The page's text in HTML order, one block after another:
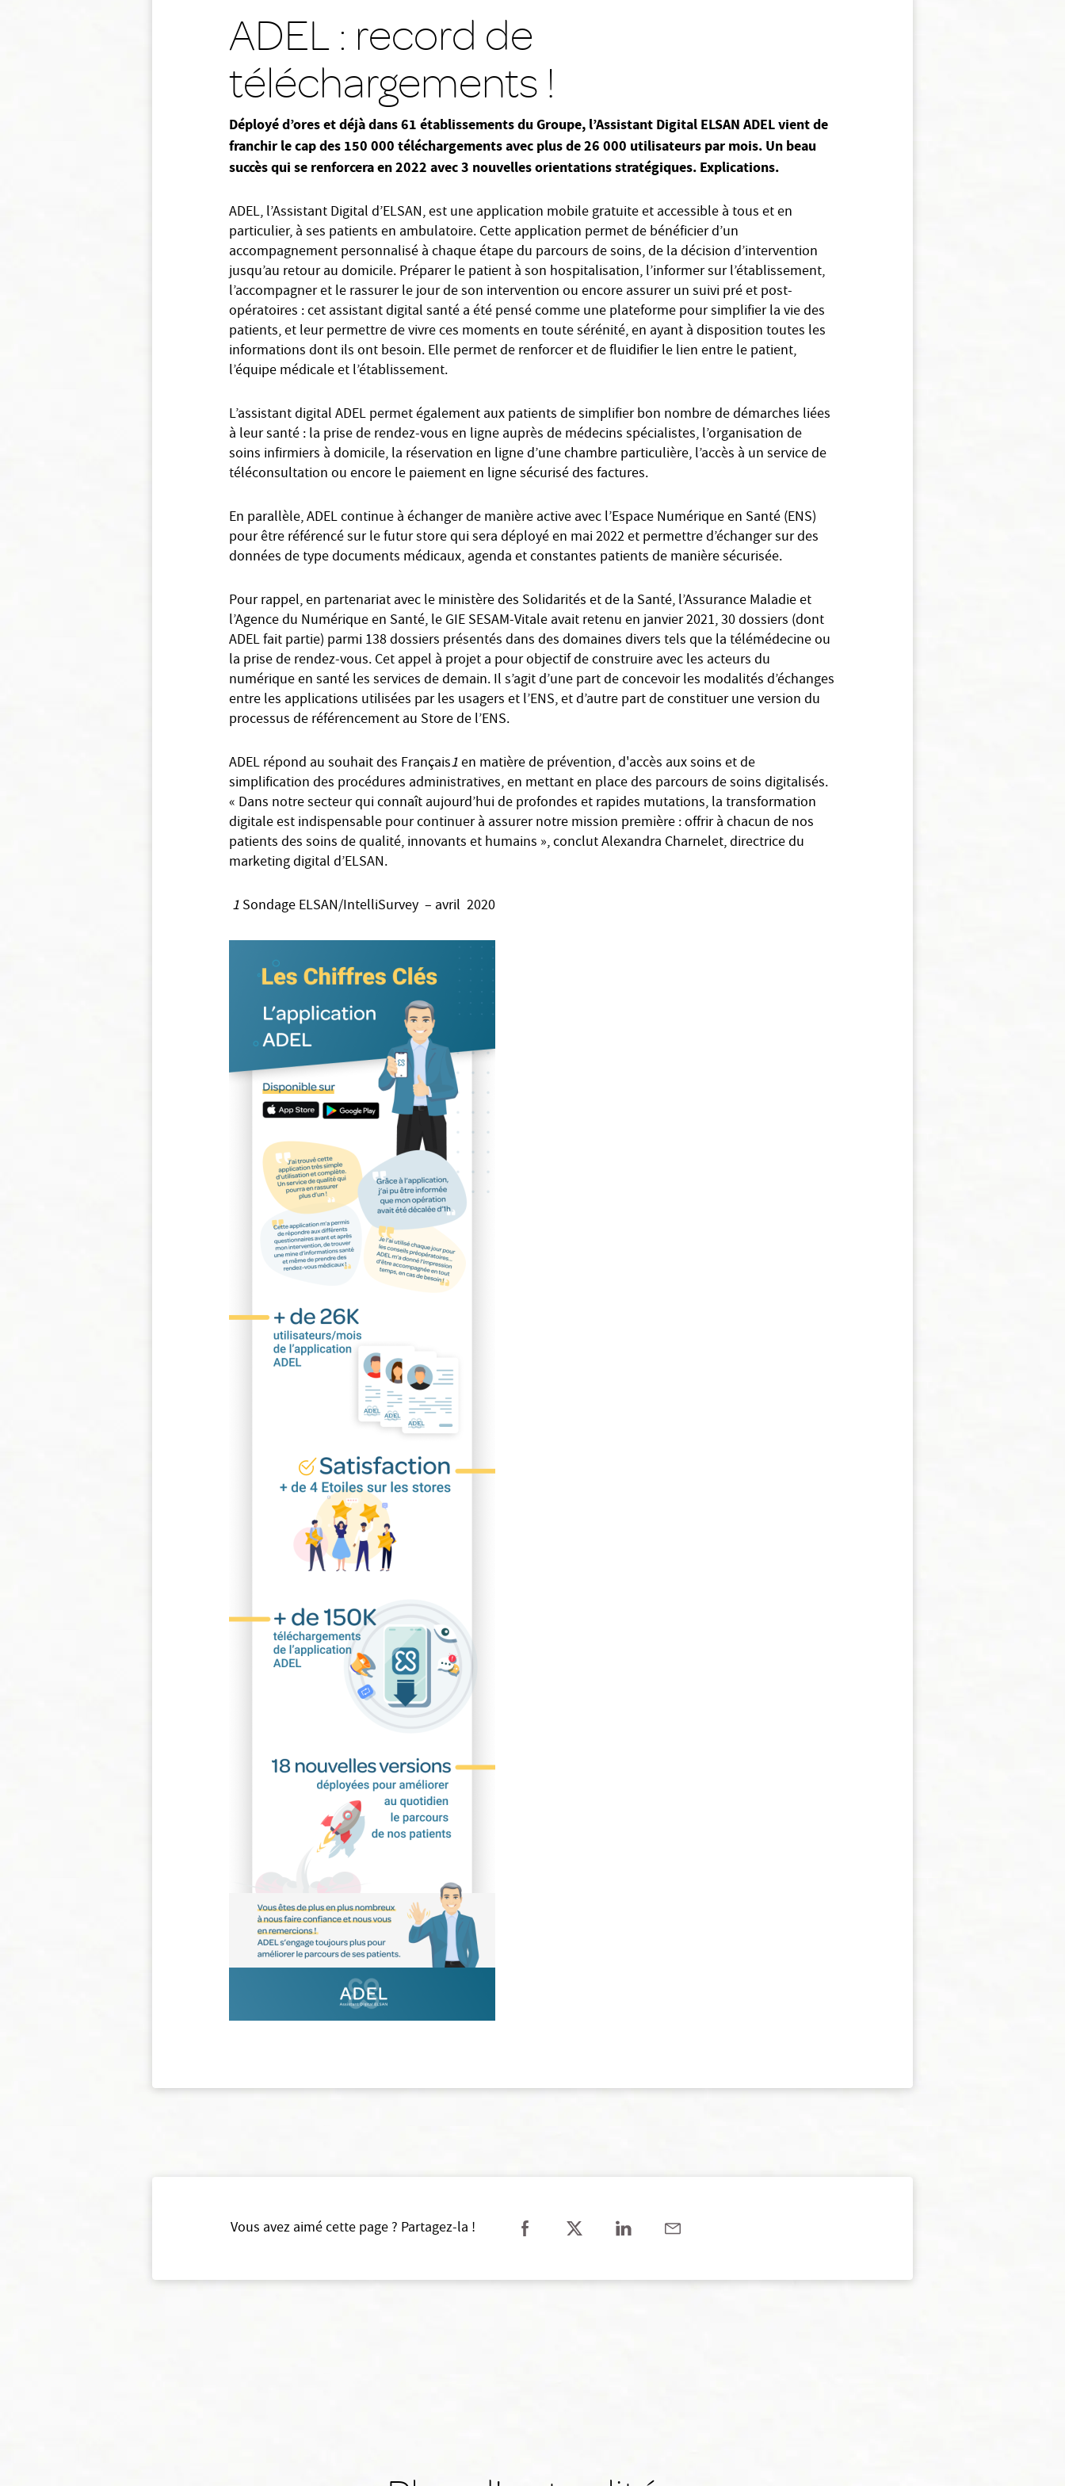
ADEL : record de
téléchargements !
Déployé d’ores et déjà dans 61 établissements du Groupe, l’Assistant Digital ELSAN ADEL vient de
franchir le cap des 150 000 téléchargements avec plus de 26 000 utilisateurs par mois. Un beau
succès qui se renforcera en 2022 avec 3 nouvelles orientations stratégiques. Explications.
ADEL, l’Assistant Digital d’ELSAN, est une application mobile gratuite et accessible à tous et en
particulier, à ses patients en ambulatoire. Cette application permet de bénéficier d’un
accompagnement personnalisé à chaque étape du parcours de soins, de la décision d’intervention
jusqu’au retour au domicile. Préparer le patient à son hospitalisation, l’informer sur l’établissement,
l’accompagner et le rassurer le jour de son intervention ou encore assurer un suivi pré et post-
opératoires : cet assistant digital santé a été pensé comme une plateforme pour simplifier la vie des
patients, et leur permettre de vivre ces moments en toute sérénité, en ayant à disposition toutes les
informations dont ils ont besoin. Elle permet de renforcer et de fluidifier le lien entre le patient,
l’équipe médicale et l’établissement.
L’assistant digital ADEL permet également aux patients de simplifier bon nombre de démarches liées
à leur santé : la prise de rendez-vous en ligne auprès de médecins spécialistes, l’organisation de
soins infirmiers à domicile, la réservation en ligne d’une chambre particulière, l’accès à un service de
téléconsultation ou encore le paiement en ligne sécurisé des factures.
En parallèle, ADEL continue à échanger de manière active avec l’Espace Numérique en Santé (ENS)
pour être référencé sur le futur store qui sera déployé en mai 2022 et permettre d’échanger sur des
données de type documents médicaux, agenda et constantes patients de manière sécurisée.
Pour rappel, en partenariat avec le ministère des Solidarités et de la Santé, l’Assurance Maladie et
l’Agence du Numérique en Santé, le GIE SESAM-Vitale avait retenu en janvier 2021, 30 dossiers (dont
ADEL fait partie) parmi 138 dossiers présentés dans des domaines divers tels que la télémédecine ou
la prise de rendez-vous. Cet appel à projet a pour objectif de construire avec les acteurs du
numérique en santé les services de demain. Il s’agit d’une part de concevoir les modalités d’échanges
entre les applications utilisées par les usagers et l’ENS, et d’autre part de constituer une version du
processus de référencement au Store de l’ENS.
ADEL répond au souhait des Français1en matière de prévention, d'accès aux soins et de
simplification des procédures administratives, en mettant en place des parcours de soins digitalisés.
« Dans notre secteur qui connaît aujourd’hui de profondes et rapides mutations, la transformation
digitale est indispensable pour continuer à assurer notre mission première : offrir à chacun de nos
patients des soins de qualité, innovants et humains », conclut Alexandra Charnelet, directrice du
marketing digital d’ELSAN.
1Sondage ELSAN/IntelliSurvey – avril 2020
Vous avez aimé cette page ? Partagez-la !